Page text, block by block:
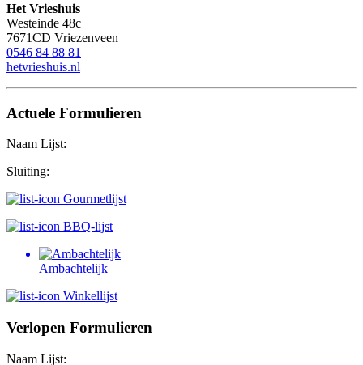
Het Vrieshuis
Westeinde 48c
7671CD Vriezenveen
0546 84 88 81
hetvrieshuis.nl
Actuele Formulieren
Naam Lijst:
Sluiting:
Gourmetlijst
BBQ-lijst
Ambachtelijk
Winkellijst
Verlopen Formulieren
Naam Lijst: